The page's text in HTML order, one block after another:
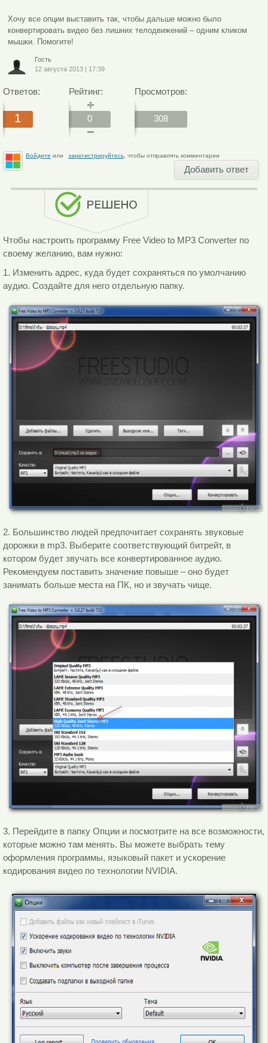
Хочу все опции выставить так, чтобы дальше можно было
конвертировать видео без лишних телодвижений – одним кликом
мышки. Помогите!
Гость
12 августа 2013| 17:39
Ответов:
1
Рейтинг:
0
Просмотров:
308
Войдите или зарегистрируйтесь, чтобы отправлять комментарии
Добавить ответ
Чтобы настроить программу Free Video to MP3 Converter по
своему желанию, вам нужно:
1. Изменить адрес, куда будет сохраняться по умолчанию
аудио. Создайте для него отдельную папку.
2. Большинство людей предпочитает сохранять звуковые
дорожки в mp3. Выберите соответствующий битрейт, в
котором будет звучать все конвертированное аудио.
Рекомендуем поставить значение повыше – оно будет
занимать больше места на ПК, но и звучать чище.
3. Перейдите в папку Опции и посмотрите на все возможности,
которые можно там менять. Вы можете выбрать тему
оформления программы, языковый пакет и ускорение
кодирования видео по технологии NVIDIA.